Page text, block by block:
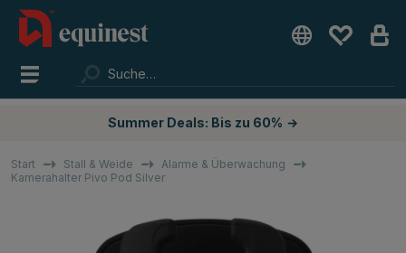
Summer Deals: Bis zu 60% →
Start Stall & Weide
Alarme & Überwachung
Kamerahalter Pivo Pod Silver